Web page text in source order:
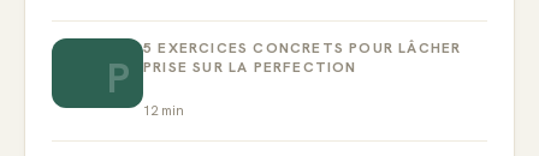
P
5 EXERCICES CONCRETS POUR LÂCHER
PRISE SUR LA PERFECTION
12 min